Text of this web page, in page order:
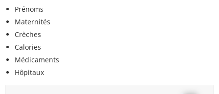
Prénoms
Maternités
Crèches
Calories
Médicaments
Hôpitaux